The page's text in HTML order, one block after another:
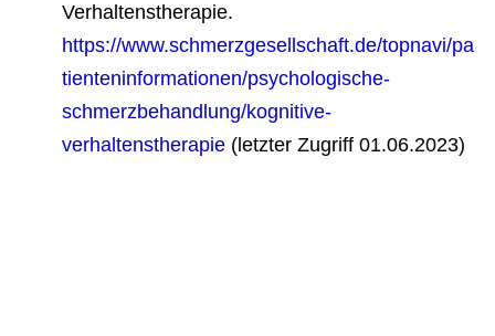
Verhaltenstherapie.
https://www.schmerzgesellschaft.de/topnavi/pa
tienteninformationen/psychologische-
schmerzbehandlung/kognitive-
verhaltenstherapie (letzter Zugriff 01.06.2023)